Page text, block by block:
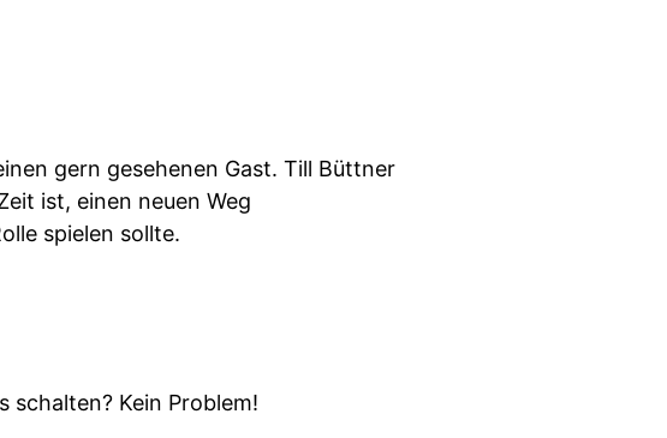
gern gesehenen Gast. Till Büttner
ist, einen neuen Weg
spielen sollte.
schalten? Kein Problem!